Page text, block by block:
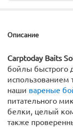
Описание
Carptoday Baits
бойлы быстрого
использованием
наши вареные
питательного
белки, целый
также